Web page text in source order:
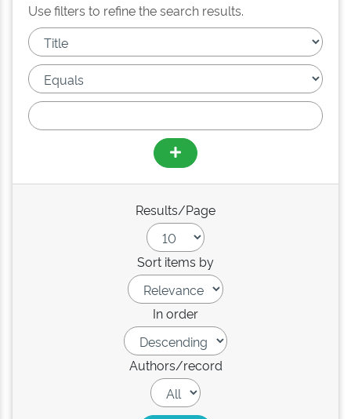
Use filters to refine the search results.
Results/Page
Sort items by
In order
Authors/record